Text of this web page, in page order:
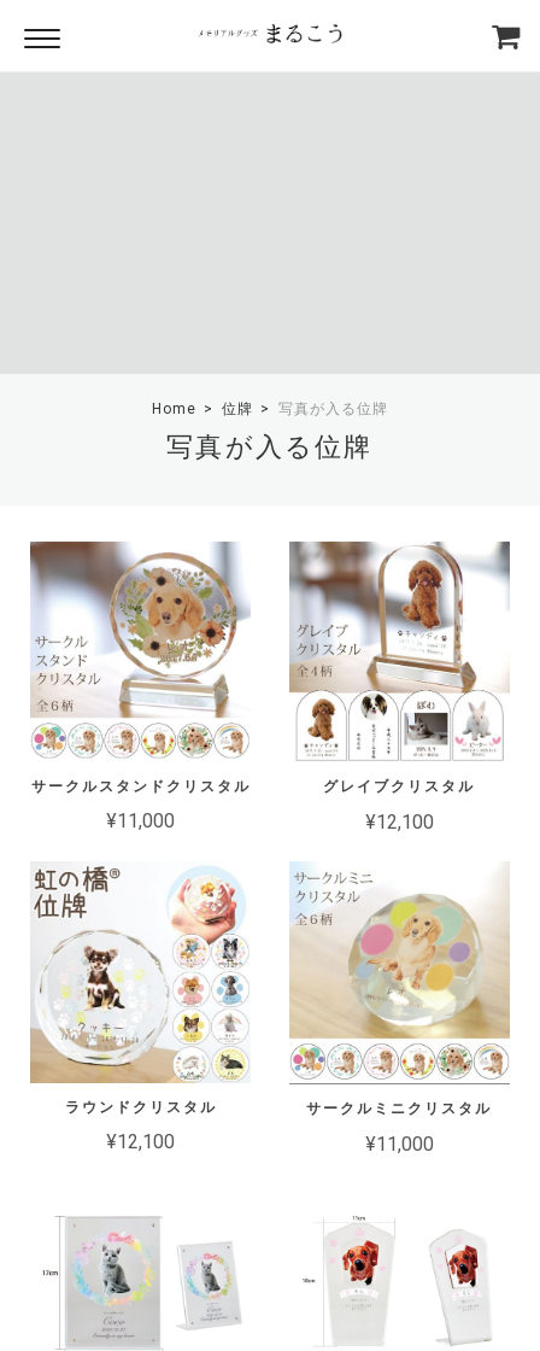
Home 位牌 写真が入る位牌
写真が入る位牌
サークルスタンドクリスタル
¥11,000
グレイブクリスタル
¥12,100
ラウンドクリスタル
¥12,100
サークルミニクリスタル
¥11,000